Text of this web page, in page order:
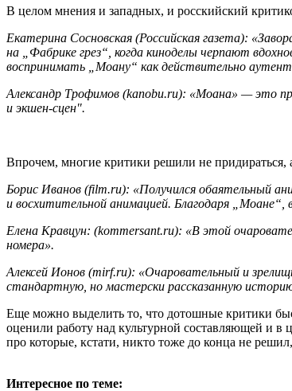
В целом мнения и западных, и росскийский
Екатерина Сосновская (Российская газета):
на „Фабрике грез“, когда киноделы черпают
воспринимать „Моану“ как действительно
Александр Трофимов (kanobu.ru): «Моана» — это
и экшен-сцен".
Впрочем, многие критики решили не придираться,
Борис Иванов (film.ru): «Получился обаятельный
и восхитительной анимацией. Благодаря „Моане“,
Елена Кравцун: (kommersant.ru): «В этой
номера».
Алексей Ионов (mirf.ru): «Очаровательный и
стандартную, но мастерски рассказанную
Еще можно выделить то, что дотошные критики
оценили работу над культурной составляющей и
про которые, кстати, никто тоже до конца не
Интересное по теме: